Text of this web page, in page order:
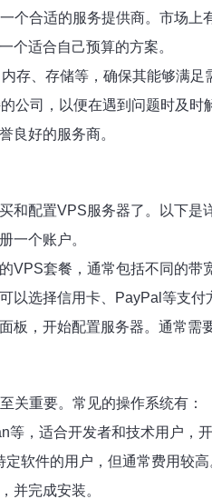
个合适的服务提供商。市场
个适合自己预算的方案。
存、存储等，确保其能够满足
公司，以便在遇到问题时及时
良好的服务商。
和配置VPS服务器了。以下是
一个账户。
VPS套餐，通常包括不同的带
以选择信用卡、PayPal等支付
板，开始配置服务器。通常需
关重要。常见的操作系统有：
，适合开发者和技术用户，开
软件的用户，但通常费用较高
并完成安装。